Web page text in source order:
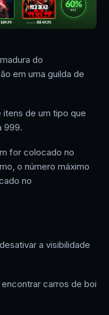
do
em uma guilda de
itens de um tipo que
999.
for colocado no
o número máximo
no
a visibilidade
carros de boi